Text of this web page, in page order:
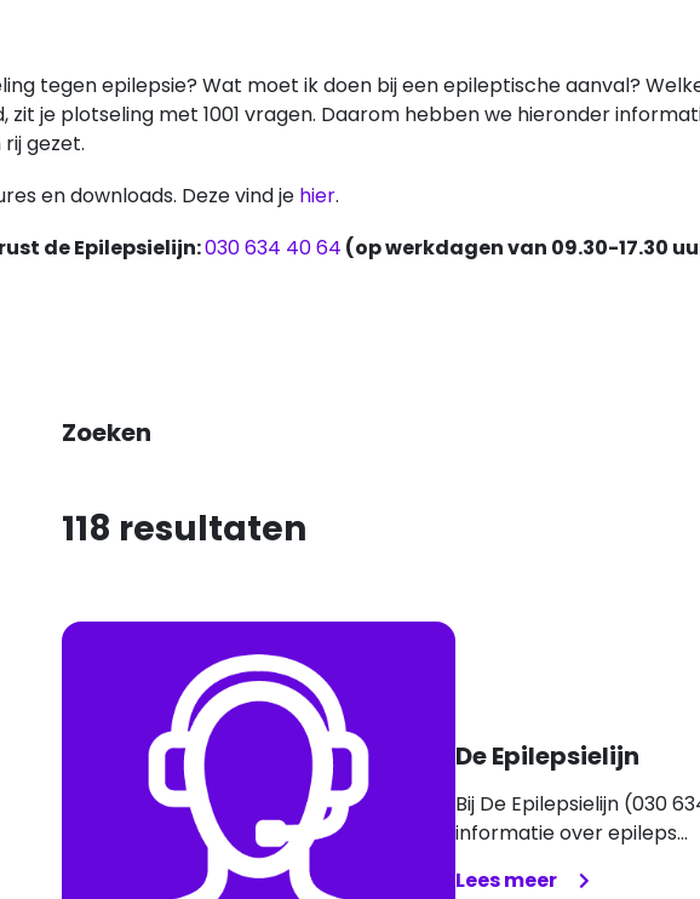
tegen epilepsie? Wat moet ik doen bij een epileptische aanval?
zit je plotseling met 1001 vragen. Daarom hebben we hieronder
gezet.
en downloads. Deze vind je hier.
de Epilepsielijn:030 634 40 64 (op werkdagen van 09.30-17.30
Zoeken
118 resultaten
De Epilepsielijn
Bij De Epilepsielijn (030
informatie over epileps...
Lees meer